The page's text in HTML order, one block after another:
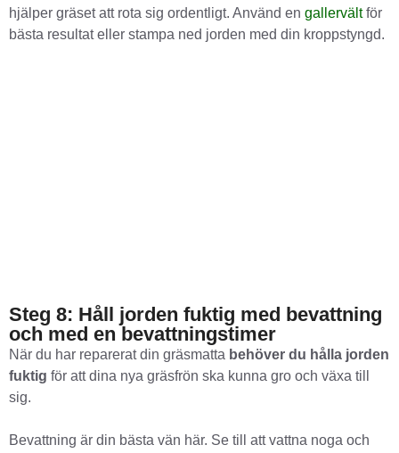
hjälper gräset att rota sig ordentligt. Använd en gallervältför
bästa resultat eller stampa ned jorden med din kroppstyngd.
Steg 8: Håll jorden fuktig med bevattning
och med en bevattningstimer
När du har reparerat din gräsmatta behöver du hålla jorden
fuktig för att dina nya gräsfrön ska kunna gro och växa till
sig.
Bevattning är din bästa vän här. Se till att vattna noga och